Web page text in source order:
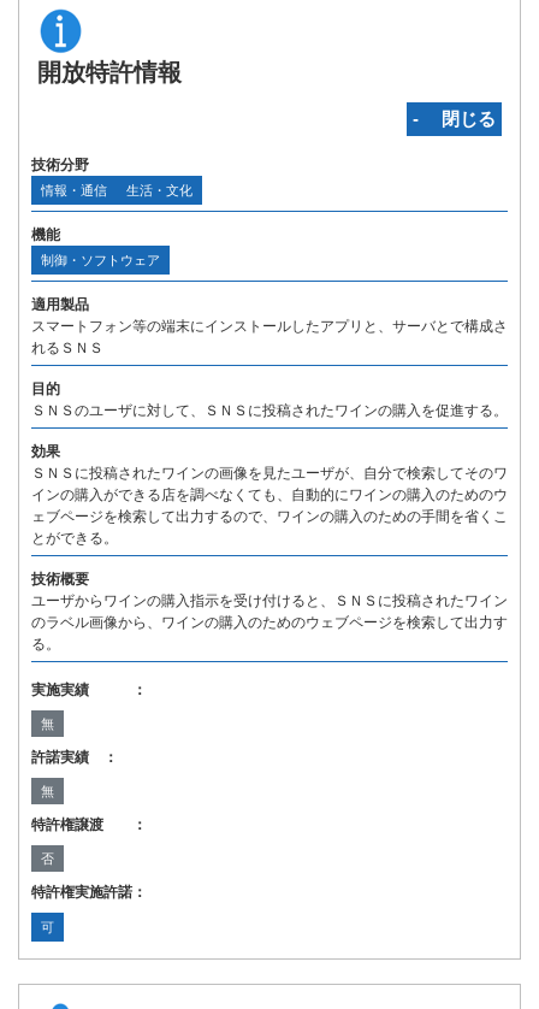
開放特許情報
‐ 閉じる
技術分野
情報・通信 生活・文化
機能
制御・ソフトウェア
適用製品
スマートフォン等の端末にインストールしたアプリと、サーバとで構成さ
れるＳＮＳ
目的
ＳＮＳのユーザに対して、ＳＮＳに投稿されたワインの購入を促進する。
効果
ＳＮＳに投稿されたワインの画像を見たユーザが、自分で検索してそのワ
インの購入ができる店を調べなくても、自動的にワインの購入のためのウ
ェブページを検索して出力するので、ワインの購入のための手間を省くこ
とができる。
技術概要
ユーザからワインの購入指示を受け付けると、ＳＮＳに投稿されたワイン
のラベル画像から、ワインの購入のためのウェブページを検索して出力す
る。
実施実績 ：
無
許諾実績 ：
無
特許権譲渡 ：
否
特許権実施許諾：
可